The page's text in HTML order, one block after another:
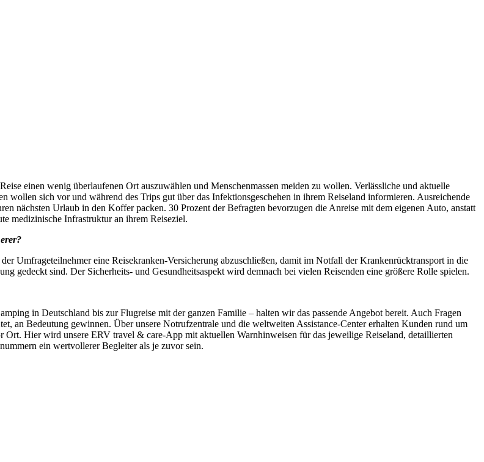
einen wenig überlaufenen Ort auszuwählen und Menschenmassen meiden zu wollen. Verlässliche und aktuelle
sich vor und während des Trips gut über das Infektionsgeschehen in ihrem Reiseland informieren. Ausreichende
nächsten Urlaub in den Koffer packen. 30 Prozent der Befragten bevorzugen die Anreise mit dem eigenen Auto, anstatt
medizinische Infrastruktur an ihrem Reiseziel.
Umfrageteilnehmer eine Reisekranken-Versicherung abzuschließen, damit im Notfall der Krankenrücktransport in die
gedeckt sind. Der Sicherheits- und Gesundheitsaspekt wird demnach bei vielen Reisenden eine größere Rolle spielen.
in Deutschland bis zur Flugreise mit der ganzen Familie – halten wir das passende Angebot bereit. Auch Fragen
an Bedeutung gewinnen. Über unsere Notrufzentrale und die weltweiten Assistance-Center erhalten Kunden rund um
Hier wird unsere ERV travel & care-App mit aktuellen Warnhinweisen für das jeweilige Reiseland, detaillierten
ein wertvollerer Begleiter als je zuvor sein.